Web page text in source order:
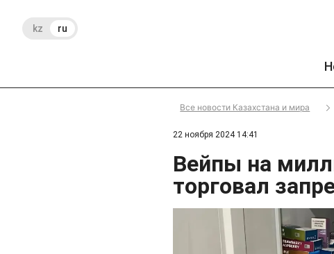
kz ru
Все новости Казахстана и мира
22 ноября 2024 14:41
Вейпы на
торговал